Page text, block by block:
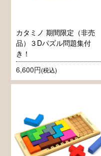
カタミノ 期間限定（非売
品）３Dパズル問題集付
き！
6,600円(税込)